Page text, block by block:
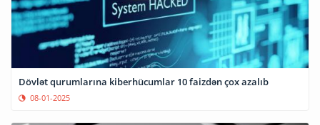
Dövlət qurumlarına kiberhücumlar 10 faizdən çox azalıb
08-01-2025